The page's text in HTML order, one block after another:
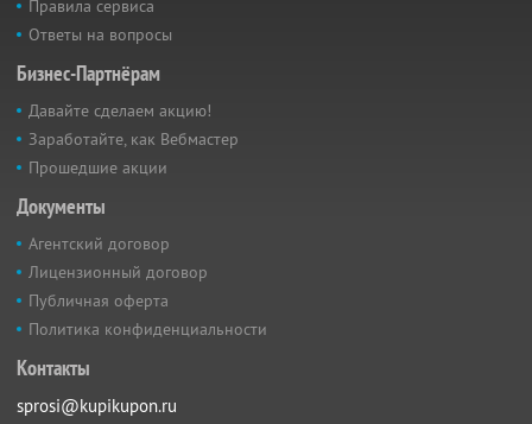
Правила сервиса
Ответы на вопросы
Бизнес-Партнёрам
Давайте сделаем акцию!
Заработайте, как Вебмастер
Прошедшие акции
Документы
Агентский договор
Лицензионный договор
Публичная оферта
Политика конфиденциальности
Контакты
sprosi@kupikupon.ru